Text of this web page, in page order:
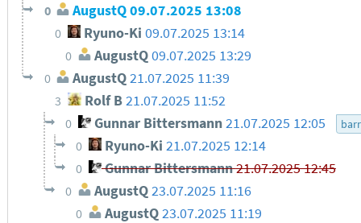
0 AugustQ09.07.2025 13:08
0 Ryuno-Ki 09.07.2025 13:14
0 AugustQ09.07.2025 13:29
0 AugustQ21.07.2025 11:39
3 Rolf B21.07.2025 11:52
0 Gunnar Bittersmann21.07.2025 12:05
0 Ryuno-Ki 21.07.2025 12:14
0 Gunnar Bittersmann21.07.2025 12:45
0 AugustQ23.07.2025 11:16
0 AugustQ23.07.2025 11:19